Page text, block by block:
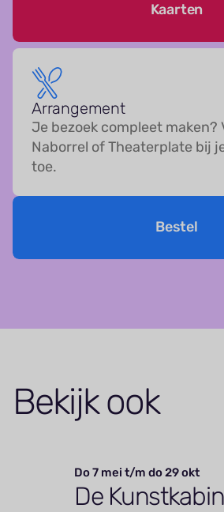
Kaarten
Arrangement
Je bezoek compleet maken?
Naborrel of Theaterplate bij
toe.
Bestel
Bekijk ook
Do 7 mei t/m do 29 okt
De